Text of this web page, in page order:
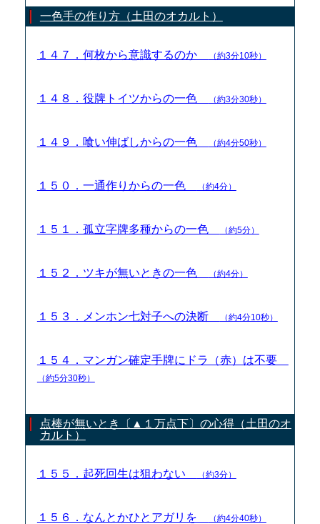
一色手の作り方（土田のオカルト）
１４７．何枚から意識するのか （約3分10秒）
１４８．役牌トイツからの一色 （約3分30秒）
１４９．喰い伸ばしからの一色 （約4分50秒）
１５０．一通作りからの一色 （約4分）
１５１．孤立字牌多種からの一色 （約5分）
１５２．ツキが無いときの一色 （約4分）
１５３．メンホン七対子への決断 （約4分10秒）
１５４．マンガン確定手牌にドラ（赤）は不要
（約5分30秒）
点棒が無いとき〔▲１万点下〕の心得（土田のオ
カルト）
１５５．起死回生は狙わない （約3分）
１５６．なんとかひとアガリを （約4分40秒）